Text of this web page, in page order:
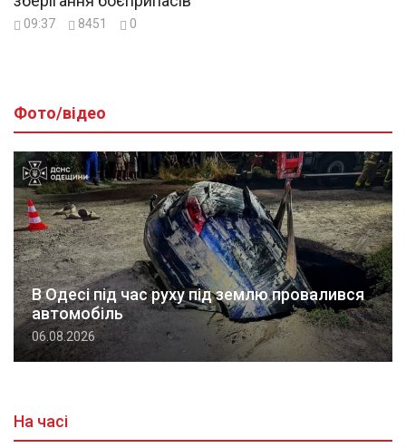
09:37 8451 0
Фото/відео
В Одесі під час руху під землю провалився
автомобіль
06.08.2026
На часі